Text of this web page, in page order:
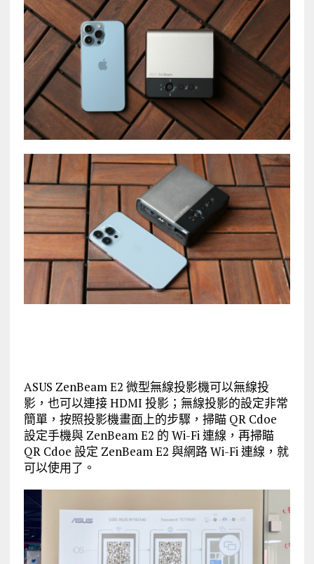
ASUS ZenBeam E2 微型無線投影機可以無線投
影，也可以連接 HDMI 投影；無線投影的設定非常
簡單，按照投影機畫面上的步驟，掃瞄 QR Cdoe
設定手機與 ZenBeam E2 的 Wi-Fi 連線，再掃瞄
QR Cdoe 設定 ZenBeam E2 與網路 Wi-Fi 連線，就
可以使用了。